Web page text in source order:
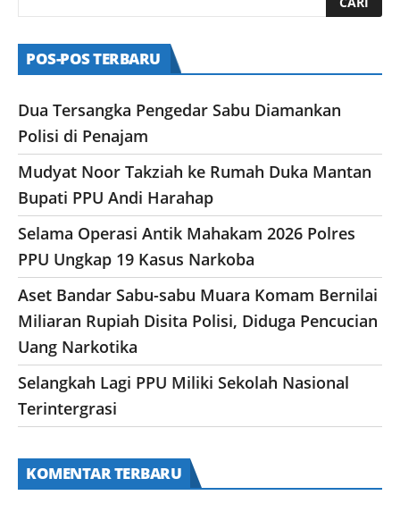
POS-POS TERBARU
Dua Tersangka Pengedar Sabu Diamankan
Polisi di Penajam
Mudyat Noor Takziah ke Rumah Duka Mantan
Bupati PPU Andi Harahap
Selama Operasi Antik Mahakam 2026 Polres
PPU Ungkap 19 Kasus Narkoba
Aset Bandar Sabu-sabu Muara Komam Bernilai
Miliaran Rupiah Disita Polisi, Diduga Pencucian
Uang Narkotika
Selangkah Lagi PPU Miliki Sekolah Nasional
Terintergrasi
KOMENTAR TERBARU